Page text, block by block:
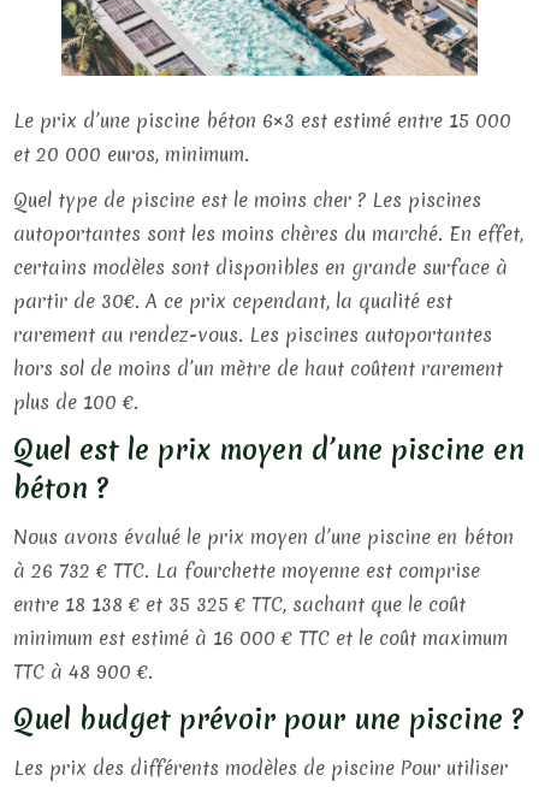
Le prix d’une piscine béton 6×3 est estimé entre 15 000
et 20 000 euros, minimum.
Quel type de piscine est le moins cher ? Les piscines
autoportantes sont les moins chères du marché. En effet,
certains modèles sont disponibles en grande surface à
partir de 30€. A ce prix cependant, la qualité est
rarement au rendez-vous. Les piscines autoportantes
hors sol de moins d’un mètre de haut coûtent rarement
plus de 100 €.
Quel est le prix moyen d’une piscine en
béton ?
Nous avons évalué le prix moyen d’une piscine en béton
à 26 732 € TTC. La fourchette moyenne est comprise
entre 18 138 € et 35 325 € TTC, sachant que le coût
minimum est estimé à 16 000 € TTC et le coût maximum
TTC à 48 900 €.
Quel budget prévoir pour une piscine ?
Les prix des différents modèles de piscine Pour utiliser